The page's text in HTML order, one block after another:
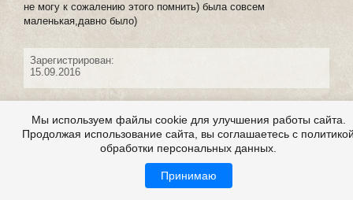
не могу к сожалению этого помнить) была совсем
маленькая,давно было)
Зарегистрирован:
15.09.2016
23 сентября 2016 12:55
Мы используем файлы cookie для улучшения работы сайта.
Продолжая использование сайта, вы соглашаетесь с
обработки персональных данных.
Принимаю